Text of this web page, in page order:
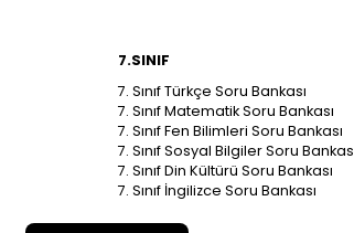
7.SINIF
7. Sınıf Türkçe Soru Bankası
7. Sınıf Matematik Soru Bankası
7. Sınıf Fen Bilimleri Soru Bankası
7. Sınıf Sosyal Bilgiler Soru
7. Sınıf Din Kültürü Soru Bankası
7. Sınıf İngilizce Soru Bankası